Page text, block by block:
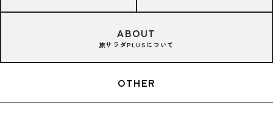
ABOUT
旅サラダPLUSについて
OTHER